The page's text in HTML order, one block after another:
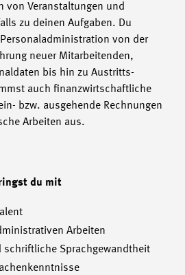
von Veranstaltungen und
zu deinen Aufgaben. Du
von der
neuer Mitarbeitenden,
bis hin zu Austritts­
auch finanzwirtschaftliche
bzw. ausgehende Rechnungen
Arbeiten aus.
du mit
Arbeiten
schriftliche Sprachgewandtheit